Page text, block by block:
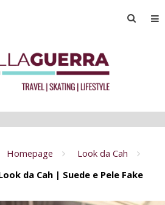
Homepage
Look da Cah
da Cah | Suede e Pele Fake